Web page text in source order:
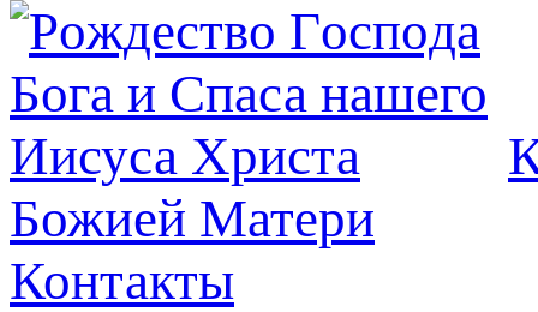
Божией Матери
Контакты